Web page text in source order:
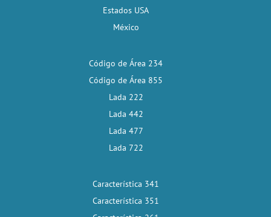
Estados USA
México
Código de Área 234
Código de Área 855
Lada 222
Lada 442
Lada 477
Lada 722
Característica 341
Característica 351